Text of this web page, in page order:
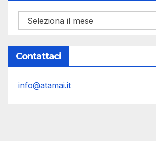
Archivi
Contattaci
info@atamai.it